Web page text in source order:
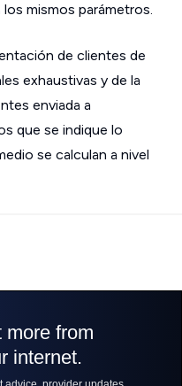
mismos parámetros.
de clientes de
exhaustivas y de la
enviada a
que se indique lo
se calculan a nivel